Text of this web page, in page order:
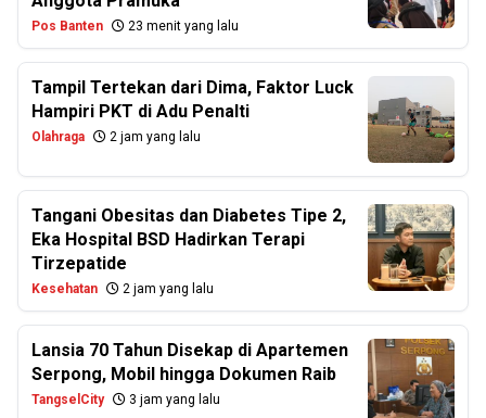
Pos Banten 23 menit yang lalu
Tampil Tertekan dari Dima, Faktor Luck
Hampiri PKT di Adu Penalti
Olahraga 2 jam yang lalu
Tangani Obesitas dan Diabetes Tipe 2,
Eka Hospital BSD Hadirkan Terapi
Tirzepatide
Kesehatan 2 jam yang lalu
Lansia 70 Tahun Disekap di Apartemen
Serpong, Mobil hingga Dokumen Raib
TangselCity 3 jam yang lalu